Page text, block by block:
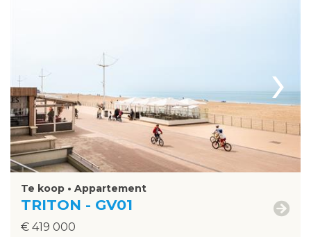
›
Te koop • Appartement
TRITON - GV01
€ 419 000